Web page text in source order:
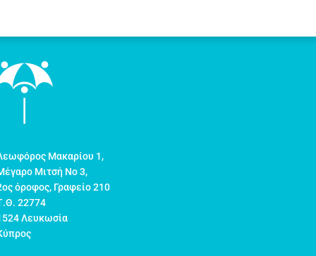
Μακαρίου 1,
Μιτσή Νο 3,
όροφος, Γραφείο 210
22774
Λευκωσία